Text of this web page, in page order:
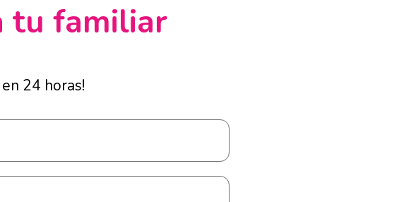
tu familiar
24 horas!